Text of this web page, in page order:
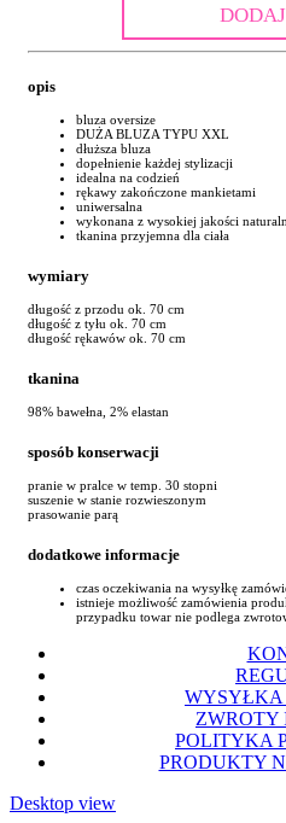
opis
bluza oversize
DUŻA BLUZA TYPU XXL
dłuższa bluza
dopełnienie każdej stylizacji
idealna na codzień
rękawy zakończone mankietami
uniwersalna
wykonana z wysokiej jakości
tkanina przyjemna dla ciała
wymiary
długość z przodu ok. 70 cm
długość z tyłu ok. 70 cm
długość rękawów ok. 70 cm
tkanina
98% bawełna, 2% elastan
sposób konserwacji
pranie w pralce w temp. 30 stopni
suszenie w stanie rozwieszonym
prasowanie parą
dodatkowe informacje
czas oczekiwania na wysyłkę
istnieje możliwość zamówienia
przypadku towar nie podlega
WYSYŁKA
POLITYKA
PRODUKTY
Desktop view